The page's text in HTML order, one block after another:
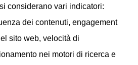
considerano vari indicatori:
dei contenuti, engagement
sito web, velocità di
nei motori di ricerca e